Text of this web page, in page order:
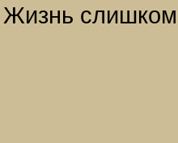
Жизнь слишком